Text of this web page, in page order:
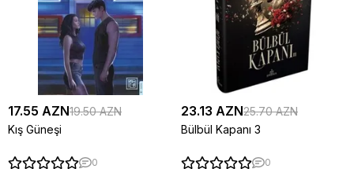
17.55 AZN19.50 AZN
Kış Güneşi
0
23.13 AZN25.70 AZN
Bülbül Kapanı 3
0